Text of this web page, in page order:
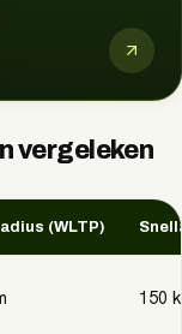
vergeleken
(WLTP)
150